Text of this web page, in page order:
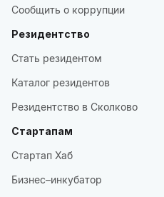
Сообщить о коррупции
Резидентство
Стать резидентом
Каталог резидентов
Резидентство в Сколково
Стартапам
Стартап Хаб
Бизнес–инкубатор